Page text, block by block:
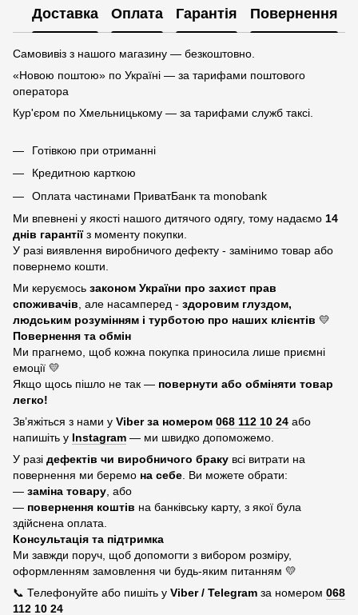
Доставка Оплата Гарантія Повернення
Самовивіз з нашого магазину — безкоштовно.
«Новою поштою» по Україні — за тарифами поштового
оператора
Кур'єром по Хмельницькому — за тарифами служб таксі.
Готівкою при отриманні
Кредитною карткою
Оплата частинами ПриватБанк та monobank
Ми впевнені у якості нашого дитячого одягу, тому надаємо 14
днів гарантіїз моменту покупки.
У разі виявлення виробничого дефекту - замінимо товар або
повернемо кошти.
Ми керуємось законом України про захист прав
споживачів , але насамперед - здоровим глуздом,
людським розумінням і турботою про наших клієнтів 💛
Повернення та обмін
Ми прагнемо, щоб кожна покупка приносила лише приємні
емоції 💛
Якщо щось пішло не так — повернути або обміняти товар
легко!
Зв’яжіться з нами у Viber за номером 068 112 10 24 або
напишіть у Instagram — ми швидко допоможемо.
У разі дефектів чи виробничого браку всі витрати на
повернення ми беремо на себе . Ви можете обрати:
— заміна товару , або
— повернення коштів на банківську карту, з якої була
здійснена оплата.
Консультація та підтримка
Ми завжди поруч, щоб допомогти з вибором розміру,
оформленням замовлення чи будь-яким питанням 💛
📞 Телефонуйте або пишіть у Viber / Telegram за номером 068
112 10 24